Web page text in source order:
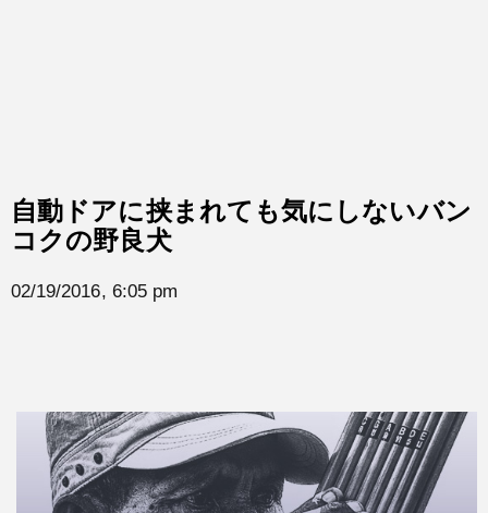
自動ドアに挟まれても気にしないバン
コクの野良犬
02/19/2016, 6:05 pm